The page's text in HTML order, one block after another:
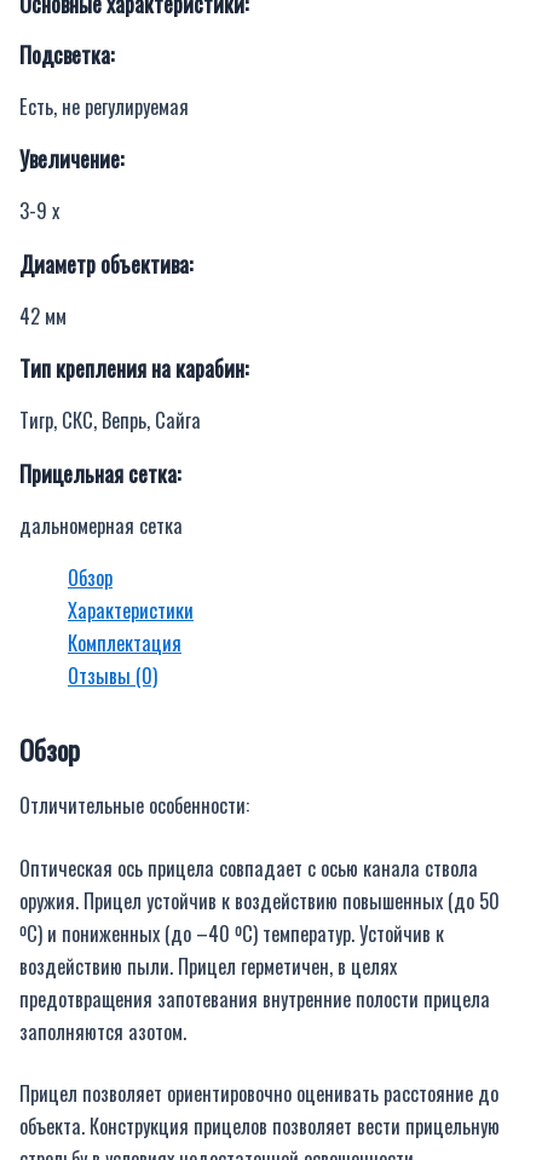
Подсветка:
Есть, не регулируемая
Увеличение:
3-9 x
Диаметр объектива:
42 мм
Тип крепления на карабин:
Тигр, СКС, Вепрь, Сайга
Прицельная сетка:
дальномерная сетка
Обзор
Характеристики
Комплектация
Отзывы (0)
Обзор
Отличительные особенности:
Оптическая ось прицела совпадает с осью канала ствола
оружия. Прицел устойчив к воздействию повышенных (до 50
ºС) и пониженных (до –40 ºС) температур. Устойчив к
воздействию пыли. Прицел герметичен, в целях
предотвращения запотевания внутренние полости прицела
заполняются азотом.
Прицел позволяет ориентировочно оценивать расcтояние до
объекта. Конструкция прицелов позволяет вести прицельную